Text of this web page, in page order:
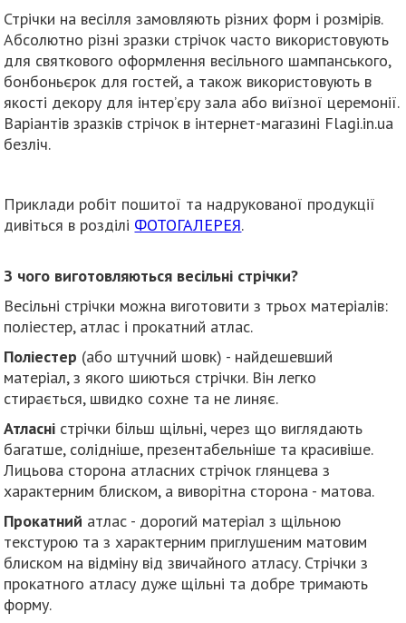
Стрічки на весілля замовляють різних форм і розмірів.
Абсолютно різні зразки стрічок часто використовують
для святкового оформлення весільного шампанського,
бонбоньєрок для гостей, а також використовують в
якості декору для інтер’єру зала або виїзної церемонії.
Варіантів зразків стрічок в інтернет-магазині Flagi.in.ua
безліч.
Приклади робіт пошитої та надрукованої продукції
дивіться в розділі ФОТОГАЛЕРЕЯ.
З чого виготовляються весільні стрічки?
Весільні стрічки можна виготовити з трьох матеріалів:
поліестер, атлас і прокатний атлас.
Поліестер (або штучний шовк) - найдешевший
матеріал, з якого шиються стрічки. Він легко
стирається, швидко сохне та не линяє.
Атласні стрічки більш щільні, через що виглядають
багатше, солідніше, презентабельніше та красивіше.
Лицьова сторона атласних стрічок глянцева з
характерним блиском, а виворітна сторона - матова.
Прокатний атлас - дорогий матеріал з щільною
текстурою та з характерним приглушеним матовим
блиском на відміну від звичайного атласу. Стрічки з
прокатного атласу дуже щільні та добре тримають
форму.